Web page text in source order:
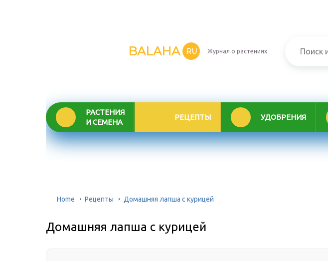
BALAHA RU Журнал о растениях
РАСТЕНИЯ
И СЕМЕНА
РЕЦЕПТЫ УДОБРЕНИЯ
Home Рецепты Домашняя лапша с курицей
Домашняя лапша с курицей